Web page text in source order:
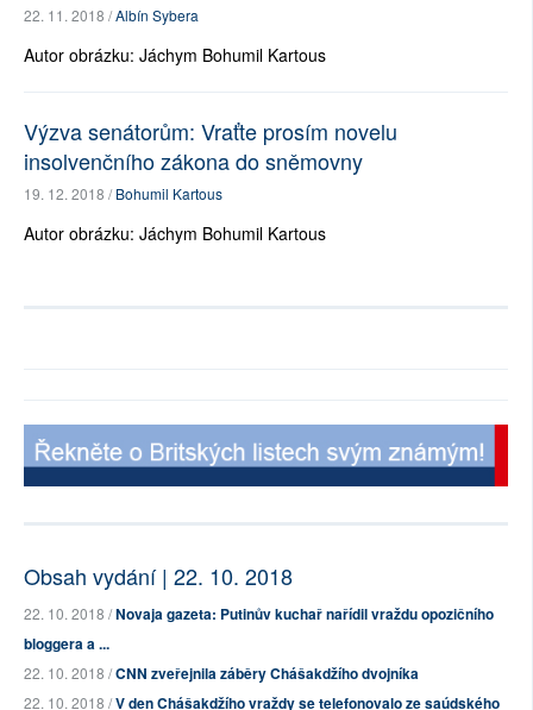
22. 11. 2018 /Albín Sybera
Autor obrázku: Jáchym Bohumil Kartous
Výzva senátorům: Vraťte prosím novelu
insolvenčního zákona do sněmovny
19. 12. 2018 /Bohumil Kartous
Autor obrázku: Jáchym Bohumil Kartous
Obsah vydání | 22. 10. 2018
22. 10. 2018 /Novaja gazeta: Putinův kuchař nařídil vraždu opozičního
bloggera a ...
22. 10. 2018 /CNN zveřejnila záběry Chášakdžího dvojníka
22. 10. 2018 /V den Chášakdžího vraždy se telefonovalo ze saúdského